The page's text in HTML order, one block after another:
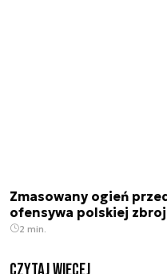
Zmasowany ogień
ofensywa polskiej
2 min.